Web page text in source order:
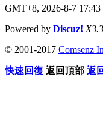
GMT+8, 2026-8-7 17:43
Powered by Discuz! X3.3
© 2001-2017 Comsenz
快速回復 返回頂部 返